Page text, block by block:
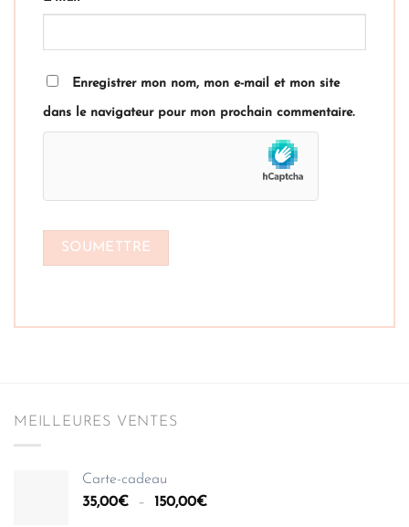
Enregistrer mon nom, mon e-mail et mon site
dans le navigateur pour mon prochain commentaire.
MEILLEURES VENTES
Carte-cadeau
35,00€ – 150,00€Plage